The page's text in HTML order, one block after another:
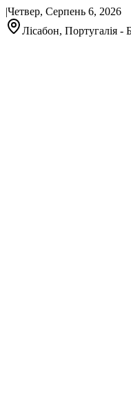
|Четвер, Серпень 6, 2026
Лісабон, Португалія